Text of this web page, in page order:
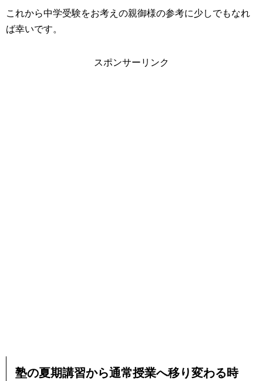
これから中学受験をお考えの親御様の参考に少しでもなれ
ば幸いです。
スポンサーリンク
塾の夏期講習から通常授業へ移り変わる時